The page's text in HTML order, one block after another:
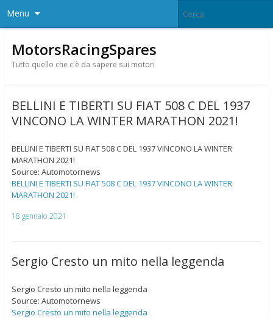
Menu
MotorsRacingSpares
Tutto quello che c'è da sapere sui motori
BELLINI E TIBERTI SU FIAT 508 C DEL 1937
VINCONO LA WINTER MARATHON 2021!
BELLINI E TIBERTI SU FIAT 508 C DEL 1937 VINCONO LA WINTER
MARATHON 2021!
Source: Automotornews
BELLINI E TIBERTI SU FIAT 508 C DEL 1937 VINCONO LA WINTER
MARATHON 2021!
18 gennaio 2021
Sergio Cresto un mito nella leggenda
Sergio Cresto un mito nella leggenda
Source: Automotornews
Sergio Cresto un mito nella leggenda